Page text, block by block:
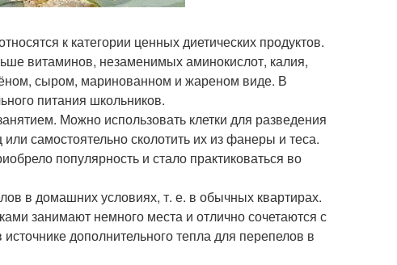
к категории ценных диетических продуктов.
витаминов, незаменимых аминокислот, калия,
сыром, маринованном и жареном виде. В
питания школьников.
Можно использовать клетки для разведения
самостоятельно сколотить их из фанеры и теса.
популярность и стало практиковаться во
в домашних условиях, т. е. в обычных квартирах.
занимают немного места и отлично сочетаются с
дополнительного тепла для перепелов в